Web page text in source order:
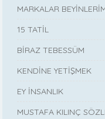
MARKALAR
15 TATİL
BİRAZ TEBESSÜM
KENDİNE YETİŞMEK
EY İNSANLIK
MUSTAFA KILINÇ